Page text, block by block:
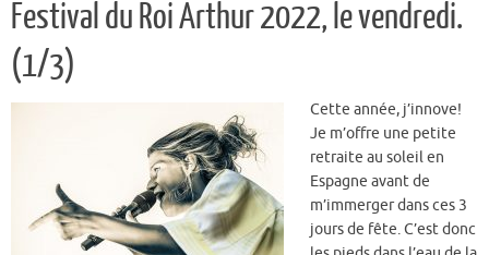
Festival du Roi Arthur 2022, le vendredi.
(1/3)
Cette année, j’innove!
Je m’offre une petite
retraite au soleil en
Espagne avant de
m’immerger dans ces 3
jours de fête. C’est donc